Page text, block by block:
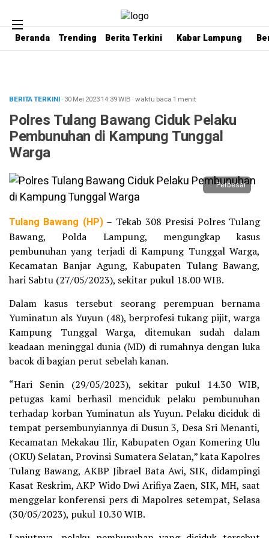
Beranda Trending Berita Terkini Kabar Lampung
BERITA TERKINI· 30 Mei 202314:39WIB ·waktu baca 1 menit
Polres Tulang Bawang Ciduk Pelaku
Pembunuhan di Kampung Tunggal
Warga
Perbesar
Tulang Bawang (HP)– Tekab 308 Presisi Polres Tulang
Bawang, Polda Lampung, mengungkap kasus
pembunuhan yang terjadi di Kampung Tunggal Warga,
Kecamatan Banjar Agung, Kabupaten Tulang Bawang,
hari Sabtu (27/05/2023), sekitar pukul 18.00 WIB.
Dalam kasus tersebut seorang perempuan bernama
Yuminatun als Yuyun (48), berprofesi tukang pijit, warga
Kampung Tunggal Warga, ditemukan sudah dalam
keadaan meninggal dunia (MD) di rumahnya dengan luka
bacok di bagian perut sebelah kanan.
“Hari Senin (29/05/2023), sekitar pukul 14.30 WIB,
petugas kami berhasil menciduk pelaku pembunuhan
terhadap korban Yuminatun als Yuyun. Pelaku diciduk di
tempat persembunyiannya di Dusun 3, Desa Sri Menanti,
Kecamatan Mekakau Ilir, Kabupaten Ogan Komering Ulu
(OKU) Selatan, Provinsi Sumatera Selatan,” kata Kapolres
Tulang Bawang, AKBP Jibrael Bata Awi, SIK, didampingi
Kasat Reskrim, AKP Wido Dwi Arifiya Zaen, SIK, MH, saat
menggelar konferensi pers di Mapolres setempat, Selasa
(30/05/2023), pukul 10.30 WIB.